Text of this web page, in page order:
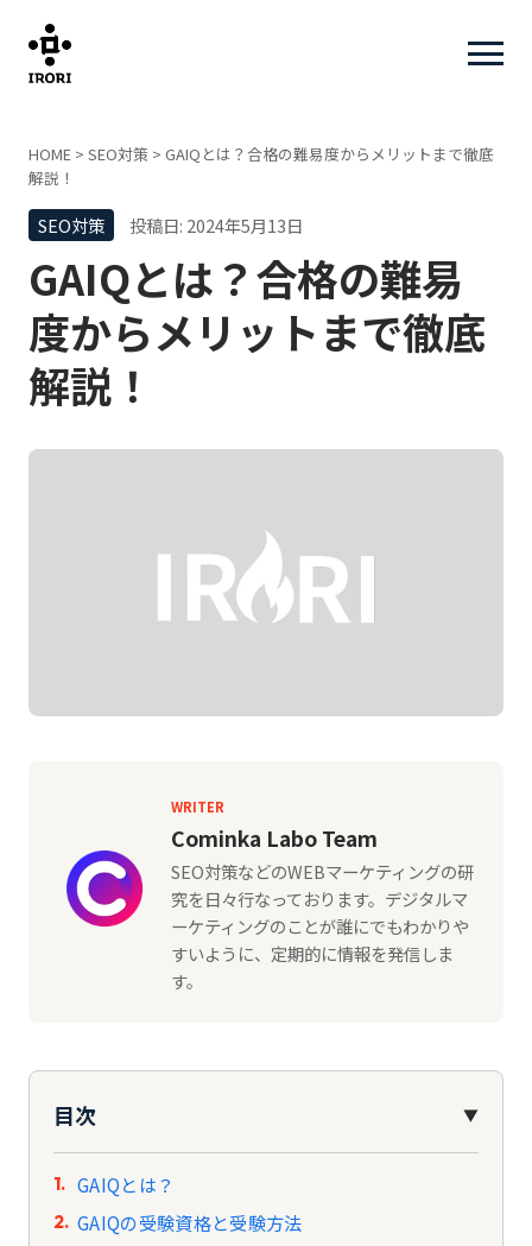
HOME > SEO対策 > GAIQとは？合格の難易度からメリットまで徹底
解説！
SEO対策 投稿日: 2024年5月13日
GAIQとは？合格の難易
度からメリットまで徹底
解説！
WRITER
Cominka Labo Team
SEO対策などのWEBマーケティングの研
究を日々行なっております。デジタルマ
ーケティングのことが誰にでもわかりや
すいように、定期的に情報を発信しま
す。
目次 ▼
GAIQとは？
GAIQの受験資格と受験方法